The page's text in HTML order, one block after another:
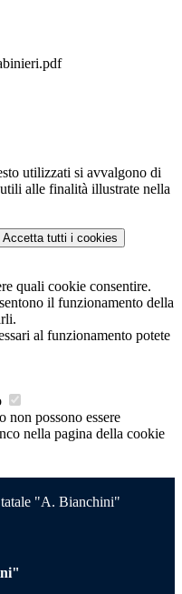
utilizzati si avvalgono di
alle finalità illustrate nella
Accetta tutti i cookies
quali cookie consentire.
il funzionamento della
al funzionamento potete
non possono essere
nella pagina della cookie
"A. Bianchini"